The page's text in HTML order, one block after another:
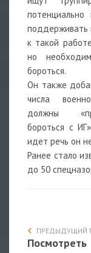
поддерживать
к такой
но
бороться.
Он также
числа
должны
бороться с
идет речь он
Ранее стало
до 50
ПРЕДЫДУЩИЙ
Посмотреть